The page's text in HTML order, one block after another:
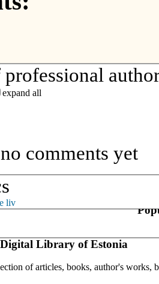
expand all
comments yet
liv
Library of Estonia
of articles, books, author's